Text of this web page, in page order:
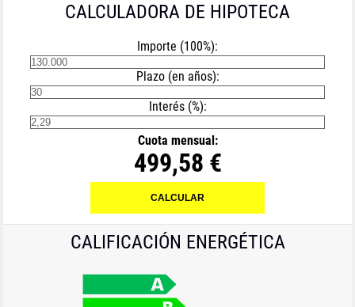
CALCULADORA DE HIPOTECA
Importe (100%):
Plazo (en años):
Interés (%):
Cuota mensual:
499,58 €
CALIFICACIÓN ENERGÉTICA